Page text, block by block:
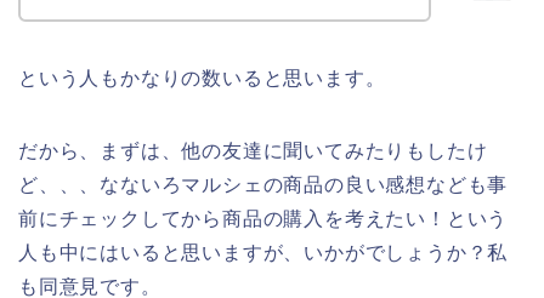
という人もかなりの数いると思います。
だから、まずは、他の友達に聞いてみたりもしたけ
ど、、、なないろマルシェの商品の良い感想なども事
前にチェックしてから商品の購入を考えたい！という
人も中にはいると思いますが、いかがでしょうか？私
も同意見です。